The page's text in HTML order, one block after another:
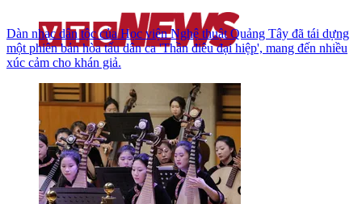
Dàn nhạc dân tộc của Học viện Nghệ thuật Quảng Tây đã tái dựng
một phiên bản hòa tấu dân ca 'Thần điêu đại hiệp', mang đến nhiều
xúc cảm cho khán giả.